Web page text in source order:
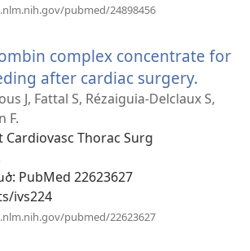
pubmed/24898456
պատուհան)
complex concentrate for
after cardiac surgery.
է
J, Fattal S, Rézaiguia-Delclaux S,
F.
Cardiovasc Thorac Surg
‎: PubMed 22623627
ivs224
pubmed/22623627